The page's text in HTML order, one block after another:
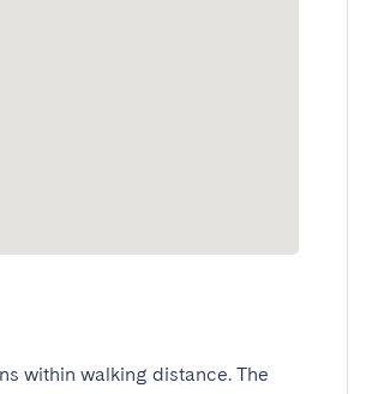
within walking distance. The